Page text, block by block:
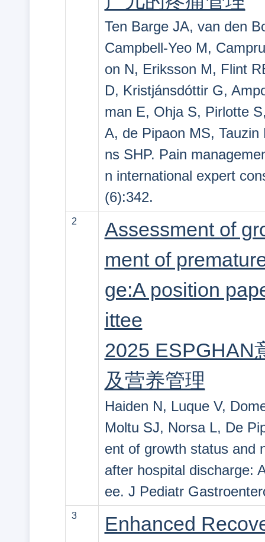
Ten Barge JA, van den
Campbell-Yeo M,
on N, Eriksson M, Flint
D, Kristjánsdóttir G,
man E, Ohja S, Pirlotte
A, de Pipaon MS,
ns SHP. Pain
n international expert
(6):342.
2
Assessment of
ment of
ge:A position
ittee
2025 ESPGHAN
及营养管理
Haiden N, Luque V,
Moltu SJ, Norsa L, De
ent of growth status and
after hospital discharge:
ee. J Pediatr
3
Enhanced